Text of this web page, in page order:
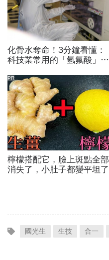
化骨水奪命！3分鐘看懂：
科技業常用的「氫氟酸」，
檸檬搭配它，臉上斑點全部
消失了，小肚子都變平坦了
PR
國光生 生技 合一